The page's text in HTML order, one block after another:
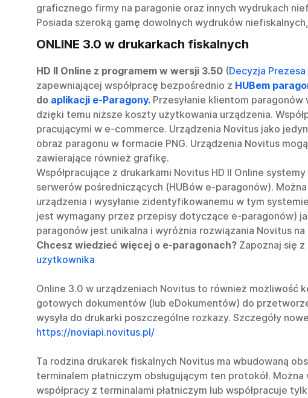
graficznego firmy na paragonie oraz innych wydrukach
Posiada szeroką gamę dowolnych wydruków
ONLINE 3.0 w drukarkach fiskalnych
HD II Online z programem w wersji 3.50 (Decyzja
zapewniającej współpracę bezpośrednio z HUBem
do aplikacji e-Paragony. Przesyłanie klientom
dzięki temu niższe koszty użytkowania urządzenia.
pracującymi w e-commerce. Urządzenia Novitus jako
obraz paragonu w formacie PNG. Urządzenia Novitus
zawierające również grafikę.
Współpracujące z drukarkami Novitus HD II Online
serwerów pośredniczących (HUBów e-paragonów).
urządzenia i wysyłanie zidentyfikowanemu w tym
jest wymagany przez przepisy dotyczące e-paragonów)
paragonów jest unikalna i wyróżnia rozwiązania Novitus na
Chcesz wiedzieć więcej o e-paragonach? Zapoznaj się
uzytkownika
Online 3.0 w urządzeniach Novitus to również możliwość
gotowych dokumentów (lub eDokumentów) do
wysyła do drukarki poszczególne rozkazy. Szczegóły
https://noviapi.novitus.pl/
Ta rodzina drukarek fiskalnych Novitus ma wbudowaną
terminalem płatniczym obsługującym ten protokół.
współpracy z terminalami płatniczym lub współpracuje